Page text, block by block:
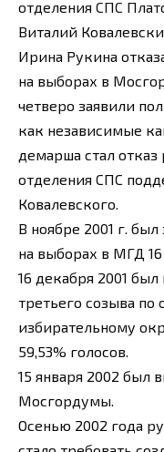
отделения СПС
Виталий
Ирина Рукина
на выборах в
четверо заявили
как независимые
демарша стал
отделения СПС
Ковалевского.
В ноябре 2001 г.
на выборах в МГД
16 декабря 2001
третьего созыва по
избирательному
59,53% голосов.
15 января 2002 был
Мосгордумы.
Осенью 2002 года